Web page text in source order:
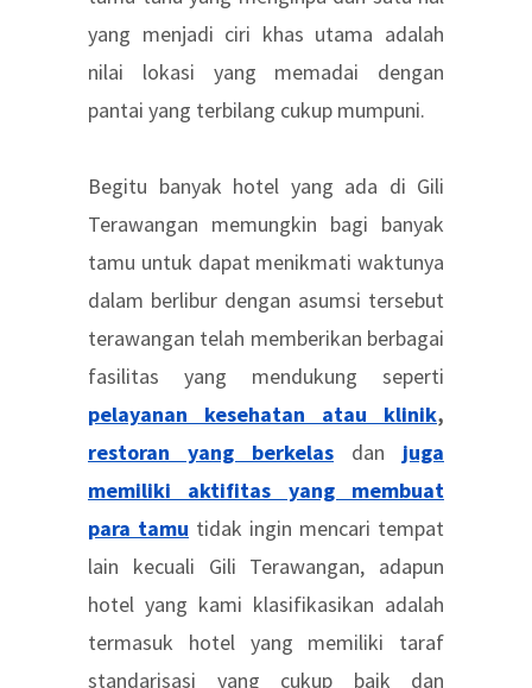
yang menjadi ciri khas utama adalah
nilai lokasi yang memadai dengan
pantai yang terbilang cukup mumpuni.
Begitu banyak hotel yang ada di Gili
Terawangan memungkin bagi banyak
tamu untuk dapat menikmati waktunya
dalam berlibur dengan asumsi tersebut
terawangan telah memberikan berbagai
fasilitas yang mendukung seperti
pelayanan kesehatan atau klinik,
restoran yang berkelas dan juga
memiliki aktifitas yang membuat
para tamu tidak ingin mencari tempat
lain kecuali Gili Terawangan, adapun
hotel yang kami klasifikasikan adalah
termasuk hotel yang memiliki taraf
standarisasi yang cukup baik dan